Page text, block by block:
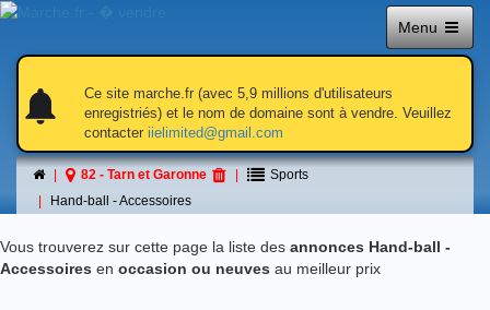
Menu
notifications
notifications
Ce site marche.fr (avec 5,9 millions d'utilisateurs
enregistriés) et le nom de domaine sont à vendre. Veuillez
contacter iielimited@gmail.com
82 - Tarn et Garonne
Sports
Hand-ball - Accessoires
Hand-ball - Accessoires
á 82 - Tarn et Garonne
Vous trouverez sur cette page la liste des annonces Hand-ball -
Accessoires en occasion ou neuves au meilleur prix